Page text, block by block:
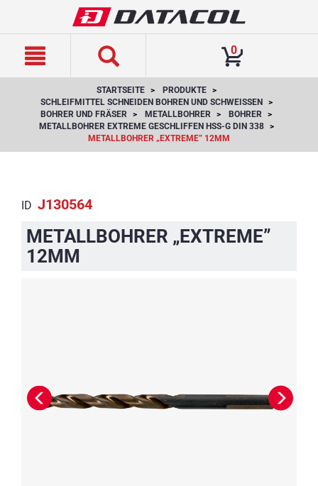
0
STARTSEITE
PRODUKTE
SCHLEIFMITTEL SCHNEIDEN BOHREN UND SCHWEISSEN
BOHRER UND FRÄSER
METALLBOHRER
BOHRER
METALLBOHRER EXTREME GESCHLIFFEN HSS-G DIN 338
METALLBOHRER „EXTREME” 12MM
ID J130564
METALLBOHRER „EXTREME”
12MM